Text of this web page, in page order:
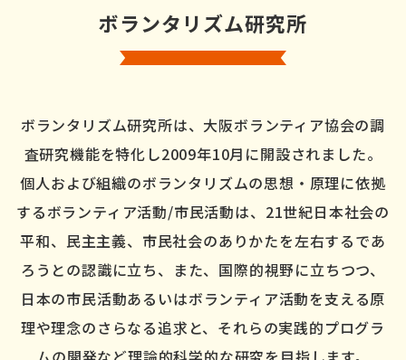
ボランタリズム研究所
ボランタリズム研究所は、大阪ボランティア協会の調
査研究機能を特化し2009年10月に開設されました。
個人および組織のボランタリズムの思想・原理に依拠
するボランティア活動/市民活動は、 21世紀日本社会の
平和、民主主義、市民社会のありかたを左右するであ
ろうとの認識に立ち、 また、国際的視野に立ちつつ、
日本の市民活動あるいはボランティア活動を支える原
理や理念のさらなる追求と、 それらの実践的プログラ